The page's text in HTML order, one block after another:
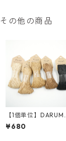
その他の商品
【1個単位】DARUMA
SASAWASHI FLAT
¥680